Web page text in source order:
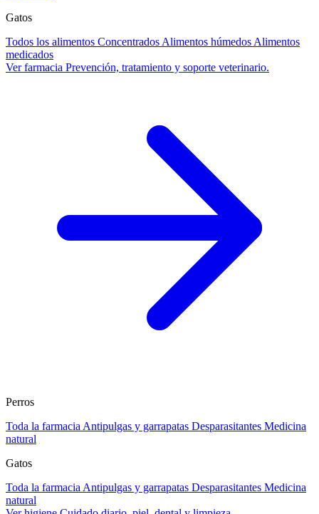
Gatos
Todos los alimentos Concentrados Alimentos húmedos Alimentos
medicados
Ver farmacia Prevención, tratamiento y soporte veterinario.
Perros
Toda la farmacia Antipulgas y garrapatas Desparasitantes Medicina
natural
Gatos
Toda la farmacia Antipulgas y garrapatas Desparasitantes Medicina
natural